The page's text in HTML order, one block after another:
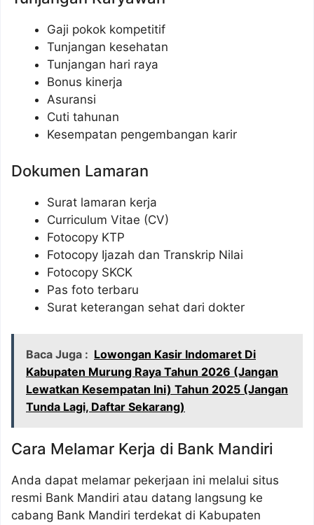
Gaji pokok kompetitif
Tunjangan kesehatan
Tunjangan hari raya
Bonus kinerja
Asuransi
Cuti tahunan
Kesempatan pengembangan karir
Dokumen Lamaran
Surat lamaran kerja
Curriculum Vitae (CV)
Fotocopy KTP
Fotocopy Ijazah dan Transkrip Nilai
Fotocopy SKCK
Pas foto terbaru
Surat keterangan sehat dari dokter
Baca Juga : Lowongan Kasir Indomaret Di
Kabupaten Murung Raya Tahun 2026 (Jangan
Lewatkan Kesempatan Ini) Tahun 2025 (Jangan
Tunda Lagi, Daftar Sekarang)
Cara Melamar Kerja di Bank Mandiri
Anda dapat melamar pekerjaan ini melalui situs
resmi Bank Mandiri atau datang langsung ke
cabang Bank Mandiri terdekat di Kabupaten